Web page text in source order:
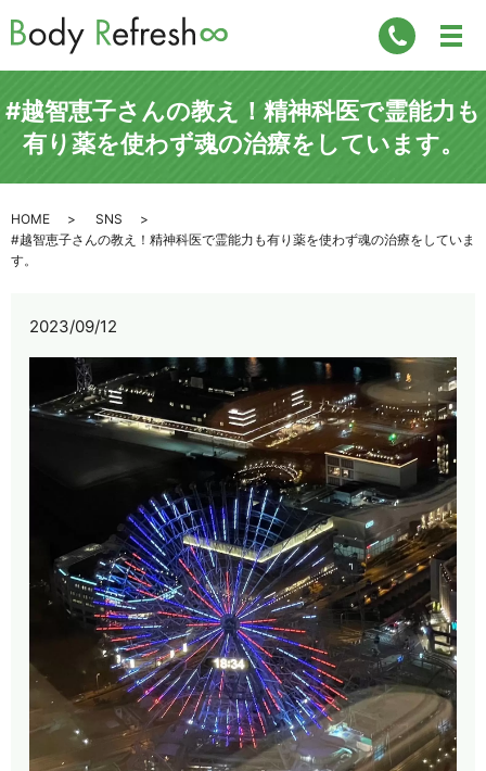
#越智恵子さんの教え！精神科医で霊能力も
有り薬を使わず魂の治療をしています。
HOME
SNS
#越智恵子さんの教え！精神科医で霊能力も有り薬を使わず魂の治療をしていま
す。
2023/09/12